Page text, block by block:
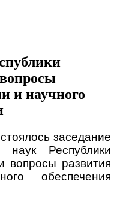
и научного
заседание
наук Республики
вопросы развития
обеспечения